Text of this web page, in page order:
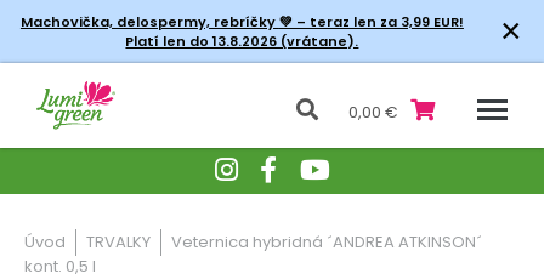
Machovička, delospermy, rebríčky💚 – teraz len za 3,99 EUR!
Platí len do 13.8.2026 (vrátane).
×
0,00 €
Úvod TRVALKY
Veternica hybridná ´ANDREA ATKINSON´
kont. 0,5 l